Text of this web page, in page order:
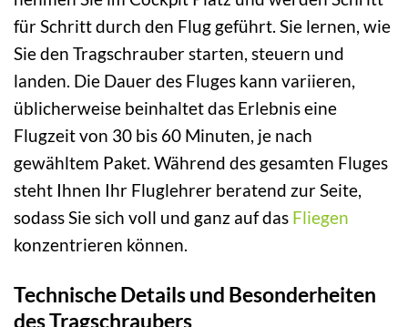
für Schritt durch den Flug geführt. Sie lernen, wie
Sie den Tragschrauber starten, steuern und
landen. Die Dauer des Fluges kann variieren,
üblicherweise beinhaltet das Erlebnis eine
Flugzeit von 30 bis 60 Minuten, je nach
gewähltem Paket. Während des gesamten Fluges
steht Ihnen Ihr Fluglehrer beratend zur Seite,
sodass Sie sich voll und ganz auf das Fliegen
konzentrieren können.
Technische Details und Besonderheiten
des Tragschraubers